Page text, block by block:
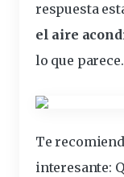
respuesta
el aire
lo que parece.
Te
interesante: